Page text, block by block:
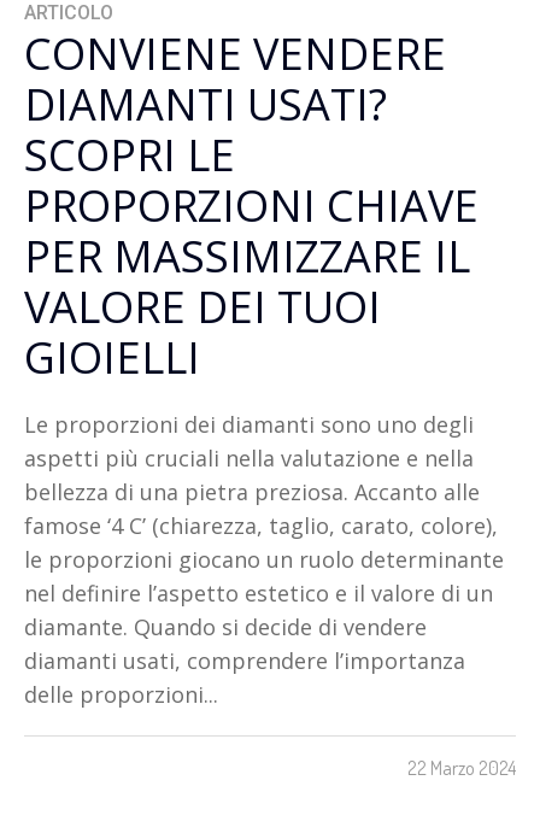
ARTICOLO
CONVIENE VENDERE
DIAMANTI USATI?
SCOPRI LE
PROPORZIONI CHIAVE
PER MASSIMIZZARE IL
VALORE DEI TUOI
GIOIELLI
Le proporzioni dei diamanti sono uno degli
aspetti più cruciali nella valutazione e nella
bellezza di una pietra preziosa. Accanto alle
famose ‘4 C’ (chiarezza, taglio, carato, colore),
le proporzioni giocano un ruolo determinante
nel definire l’aspetto estetico e il valore di un
diamante. Quando si decide di vendere
diamanti usati, comprendere l’importanza
delle proporzioni...
22 Marzo 2024